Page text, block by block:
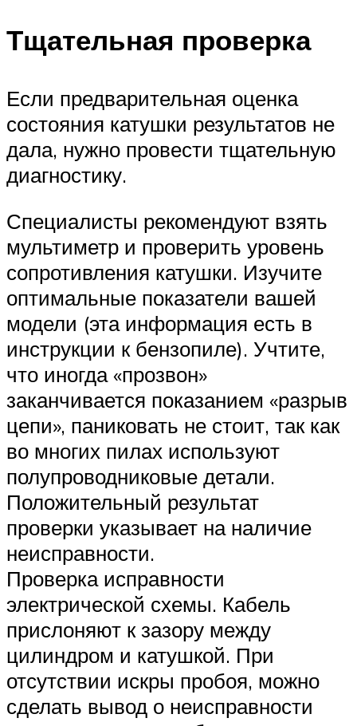
Тщательная проверка
Если предварительная оценка
состояния катушки результатов не
дала, нужно провести тщательную
диагностику.
Специалисты рекомендуют взять
мультиметр и проверить уровень
сопротивления катушки. Изучите
оптимальные показатели вашей
модели (эта информация есть в
инструкции к бензопиле). Учтите,
что иногда «прозвон»
заканчивается показанием «разрыв
цепи», паниковать не стоит, так как
во многих пилах используют
полупроводниковые детали.
Положительный результат
проверки указывает на наличие
неисправности.
Проверка исправности
электрической схемы. Кабель
прислоняют к зазору между
цилиндром и катушкой. При
отсутствии искры пробоя, можно
сделать вывод о неисправности